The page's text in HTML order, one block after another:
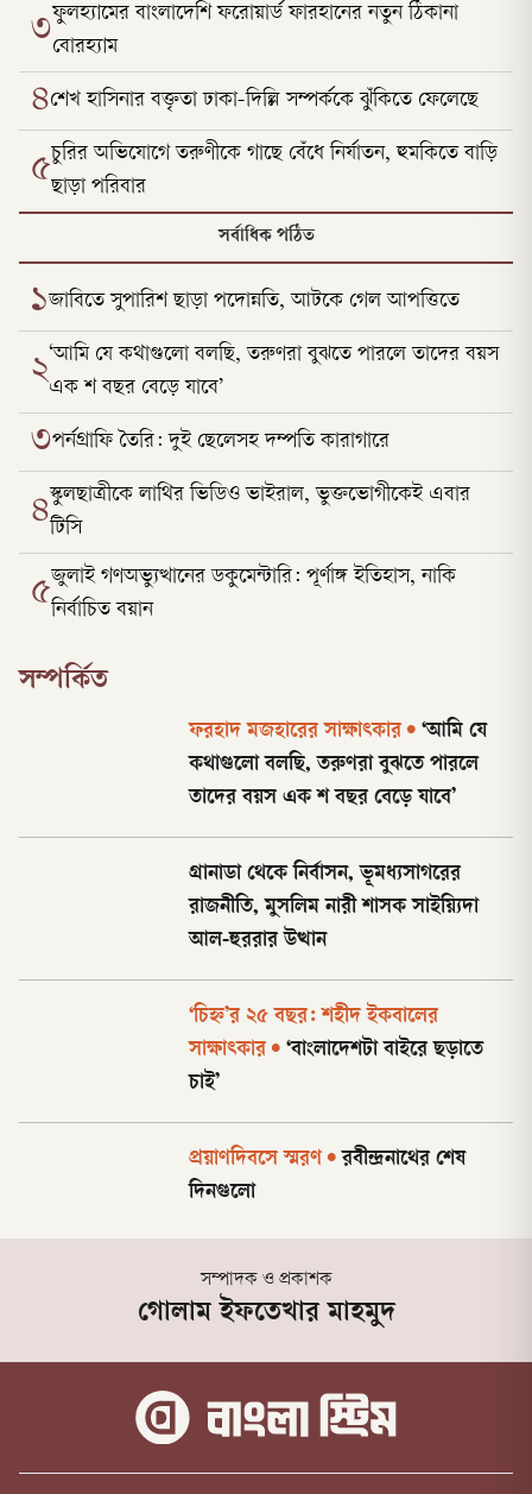
৩ফুলহ্যামের বাংলাদেশি ফরোয়ার্ড ফারহানের নতুন ঠিকানা
বোরহ্যাম
৪শেখ হাসিনার বক্তৃতা ঢাকা-দিল্লি সম্পর্ককে ঝুঁকিতে ফেলেছে
৫চুরির অভিযোগে তরুণীকে গাছে বেঁধে নির্যাতন, হুমকিতে বাড়ি
ছাড়া পরিবার
সর্বাধিক পঠিত
১জাবিতে সুপারিশ ছাড়া পদোন্নতি, আটকে গেল আপত্তিতে
২‘আমি যে কথাগুলো বলছি, তরুণরা বুঝতে পারলে তাদের বয়স
এক শ বছর বেড়ে যাবে’
৩পর্নগ্রাফি তৈরি: দুই ছেলেসহ দম্পতি কারাগারে
৪স্কুলছাত্রীকে লাথির ভিডিও ভাইরাল, ভুক্তভোগীকেই এবার
টিসি
৫জুলাই গণঅভ্যুত্থানের ডকুমেন্টারি: পূর্ণাঙ্গ ইতিহাস, নাকি
নির্বাচিত বয়ান
সম্পর্কিত
ফরহাদ মজহারের সাক্ষাৎকার • ‘আমি যে
কথাগুলো বলছি, তরুণরা বুঝতে পারলে
তাদের বয়স এক শ বছর বেড়ে যাবে’
গ্রানাডা থেকে নির্বাসন, ভূমধ্যসাগরের
রাজনীতি, মুসলিম নারী শাসক সাইয়্যিদা
আল-হুররার উত্থান
‘চিহ্ন’র ২৫ বছর: শহীদ ইকবালের
সাক্ষাৎকার • ‘বাংলাদেশটা বাইরে ছড়াতে
চাই’
প্রয়াণদিবসে স্মরণ • রবীন্দ্রনাথের শেষ
দিনগুলো
সম্পাদক ও প্রকাশক
গোলাম ইফতেখার মাহমুদ